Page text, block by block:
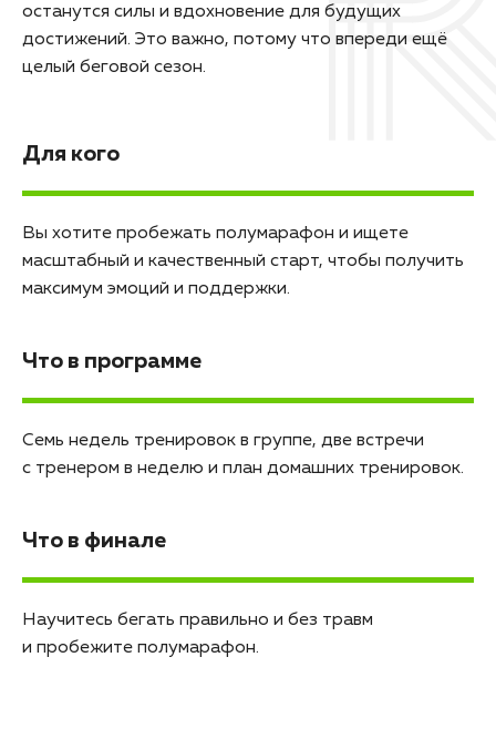
останутся силы и вдохновение для будущих
достижений. Это важно, потому что впереди ещё
целый беговой сезон.
Для кого
Вы хотите пробежать полумарафон и ищете
масштабный и качественный старт, чтобы получить
максимум эмоций и поддержки.
Что в программе
Семь недель тренировок в группе, две встречи
с тренером в неделю и план домашних тренировок.
Что в финале
Научитесь бегать правильно и без травм
и пробежите полумарафон.